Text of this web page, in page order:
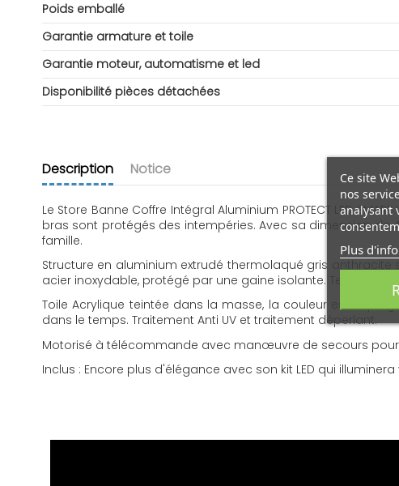
Poids emballé
Garantie armature et toile
Garantie moteur, automatisme et led
Disponibilité pièces détachées
Description Notice
Le Store Banne Coffre Intégral Aluminium PROTECT LED
bras sont protégés des intempéries. Avec sa dimension de
famille.
Structure en aluminium extrudé thermolaqué gris
acier inoxydable, protégé par une gaine isolante. Testé plus
Toile Acrylique teintée dans la masse, la couleur est
dans le temps. Traitement Anti UV et traitement déperlant.
Motorisé à télécommande avec manœuvre de secours pour
Inclus : Encore plus d'élégance avec son kit LED qui
Ce site
nos
analysant
Plus